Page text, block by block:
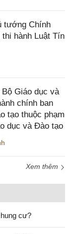
tướng Chính
hành Luật Tín
Giáo dục và
chính ban
tạo thuộc phạm
dục và Đào tạo
Xem thêm
cư?